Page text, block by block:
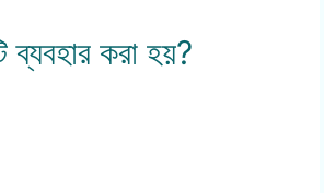
ব্যবহার করা হয়?